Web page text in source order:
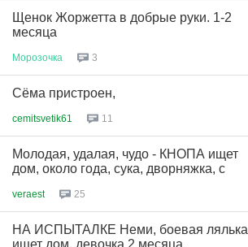
Щенок Жоржетта в добрые руки. 1-2
месяца
Морозочка 3
Сёма пристроен,
cemitsvetik61 11
Молодая, удалая, чудо - КНОПА ищет
дом, около года, сука, дворняжка, с
veraest 25
НА ИСПЫТАЛКЕ Неми, боевая лялька
ищет дом, девочка 2 месяца